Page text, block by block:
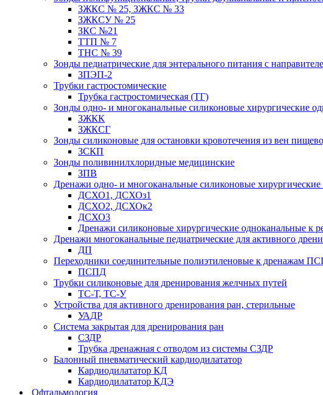
ЗЖКС № 25, ЗЖКС № 33
ЗЖКСУ № 25
ЗКС №21
ТТП № 7
ТНС № 39
Зонды педиатрические для энтерального питания с
ЗПЭП-2
Трубки гастростомические
Трубка гастростомическая (ТГ)
Зонды одно- и многоканальные силиконовые хирургические
ЗЖКК
ЗЖКСГ
Зонды силиконовые для остановки кровотечения из вен
ЗСКП
Зонды поливинилхлоридные медицинские
ЗПВ
Дренажи одно- и многоканальные силиконовые
ДСХО1, ДСХОз1
ДСХО2, ДСХОк2
ДСХО3
Дренажи силиконовые хирургические одноканальные к
Дренажи многоканальные педиатрические для активного
ДП
Переходники соединительные полиэтиленовые к дренажам
ПСПД
Трубки силиконовые для дренирования желчных путей
ТС-Т, ТС-У
Устройства для активного дренирования ран, стерильные
УАДР
Система закрытая для дренирования ран
СЗДР
Трубка дренажная с отводом из системы СЗДР
Балонный пневматический кардиодилататор
Кардиодилататор КД
Кардиодилататор КДЭ
Офтальмология